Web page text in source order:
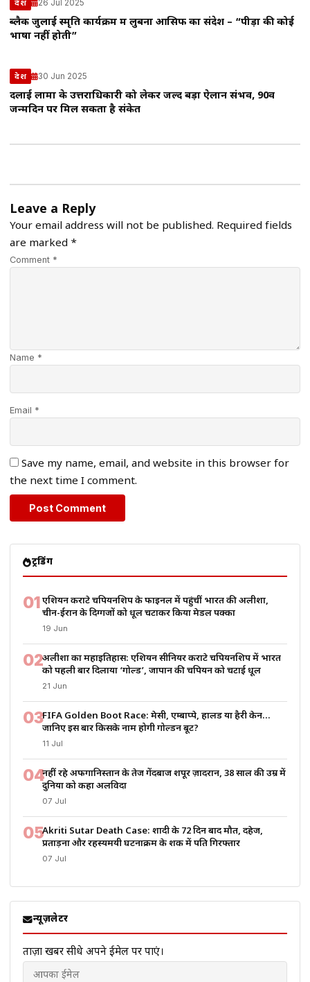
देश 26 Jul 2025
ब्लैक जुलाई स्मृति कार्यक्रम में लुबना आसिफ का संदेश – “पीड़ा की कोई
भाषा नहीं होती”
देश 30 Jun 2025
दलाई लामा के उत्तराधिकारी को लेकर जल्द बड़ा ऐलान संभव, 90वें
जन्मदिन पर मिल सकता है संकेत
Leave a Reply
Your email address will not be published. Required fields
are marked *
Comment *
Name *
Email *
Save my name, email, and website in this browser for
the next time I comment.
ट्रेंडिंग
01एशियन कराटे चैंपियनशिप के फाइनल में पहुंचीं भारत की अलीशा,
चीन-ईरान के दिग्गजों को धूल चटाकर किया मेडल पक्का
19 Jun
02अलीशा का महाइतिहास: एशियन सीनियर कराटे चैंपियनशिप में भारत
को पहली बार दिलाया ‘गोल्ड’, जापान की चैंपियन को चटाई धूल
21 Jun
03FIFA Golden Boot Race: मेसी, एम्बाप्पे, हालैंड या हैरी केन…
जानिए इस बार किसके नाम होगी गोल्डन बूट?
11 Jul
04नहीं रहे अफगानिस्तान के तेज गेंदबाज शपूर ज़ादरान, 38 साल की उम्र में
दुनिया को कहा अलविदा
07 Jul
05Akriti Sutar Death Case: शादी के 72 दिन बाद मौत, दहेज,
प्रताड़ना और रहस्यमयी घटनाक्रम के शक में पति गिरफ्तार
07 Jul
न्यूज़लेटर
ताज़ा खबरें सीधे अपने ईमेल पर पाएं।